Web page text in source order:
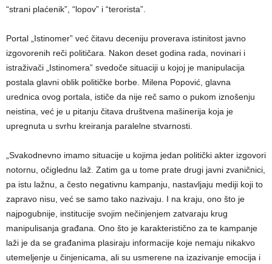
“strani plaćenik”, “lopov” i “terorista”.
Portal „Istinomer” već čitavu deceniju proverava istinitost javno
izgovorenih reči političara. Nakon deset godina rada, novinari i
istraživači „Istinomera” svedoče situaciji u kojoj je manipulacija
postala glavni oblik političke borbe. Milena Popović, glavna
urednica ovog portala, ističe da nije reč samo o pukom iznošenju
neistina, već je u pitanju čitava društvena mašinerija koja je
upregnuta u svrhu kreiranja paralelne stvarnosti.
„Svakodnevno imamo situacije u kojima jedan politički akter izgovori
notornu, očiglednu laž. Zatim ga u tome prate drugi javni zvaničnici,
pa istu lažnu, a često negativnu kampanju, nastavljaju mediji koji to
zapravo nisu, već se samo tako nazivaju. I na kraju, ono što je
najpogubnije, institucije svojim nečinjenjem zatvaraju krug
manipulisanja građana. Ono što je karakteristično za te kampanje
laži je da se građanima plasiraju informacije koje nemaju nikakvo
utemeljenje u činjenicama, ali su usmerene na izazivanje emocija i